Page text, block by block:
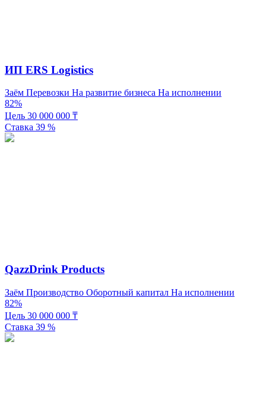
ИП ERS Logistics
Заём Перевозки На развитие бизнеса На исполнении
82%
Цель 30 000 000 ₸
Ставка 39 %
QazzDrink Products
Заём Производство Оборотный капитал На исполнении
82%
Цель 30 000 000 ₸
Ставка 39 %